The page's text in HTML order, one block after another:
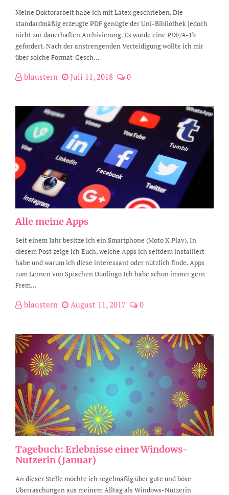
Meine Doktorarbeit habe ich mit Latex geschrieben. Die
standardmäßig erzeugte PDF genügte der Uni-Bibliothek jedoch
nicht zur dauerhaften Archivierung. Es wurde eine PDF/A-1b
gefordert. Nach der anstrengenden Verteidigung wollte ich mir
über solche Format-Gesch...
blaustern Juli 11, 2018 0
Alle meine Apps
Seit einem Jahr besitze ich ein Smartphone (Moto X Play). In
diesem Post zeige ich Euch, welche Apps ich seitdem installiert
habe und warum ich diese interessant oder nützlich finde. Apps
zum Lernen von Sprachen Duolingo Ich habe schon immer gern
Frem...
blaustern August 11, 2017 0
Tagebuch: Erlebnisse einer Windows-
Nutzerin (Januar)
An dieser Stelle möchte ich regelmäßig über gute und böse
Überraschungen aus meinem Alltag als Windows-Nutzerin